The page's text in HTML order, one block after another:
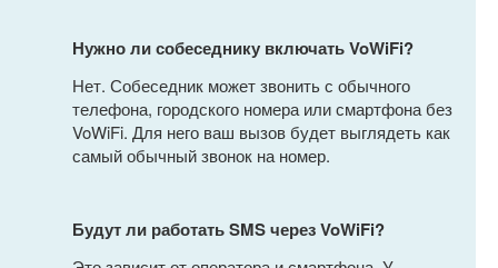
Нужно ли собеседнику включать VoWiFi?
Нет. Собеседник может звонить с обычного
телефона, городского номера или смартфона без
VoWiFi. Для него ваш вызов будет выглядеть как
самый обычный звонок на номер.
Будут ли работать SMS через VoWiFi?